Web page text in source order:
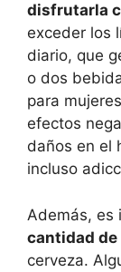
disfrutarla
exceder los
diario, que
o dos
para
efectos
daños en el
incluso
Además, es
cantidad de
cerveza.